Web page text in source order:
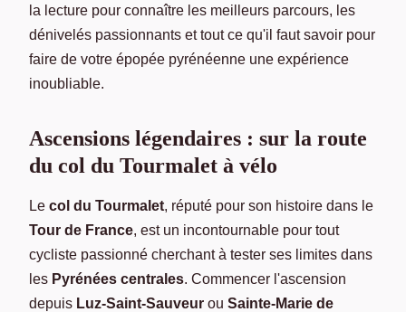
la lecture pour connaître les meilleurs parcours, les
dénivelés passionnants et tout ce qu'il faut savoir pour
faire de votre épopée pyrénéenne une expérience
inoubliable.
Ascensions légendaires : sur la route
du col du Tourmalet à vélo
Le col du Tourmalet, réputé pour son histoire dans le
Tour de France, est un incontournable pour tout
cycliste passionné cherchant à tester ses limites dans
les Pyrénées centrales. Commencer l'ascension
depuis Luz-Saint-Sauveur ou Sainte-Marie de